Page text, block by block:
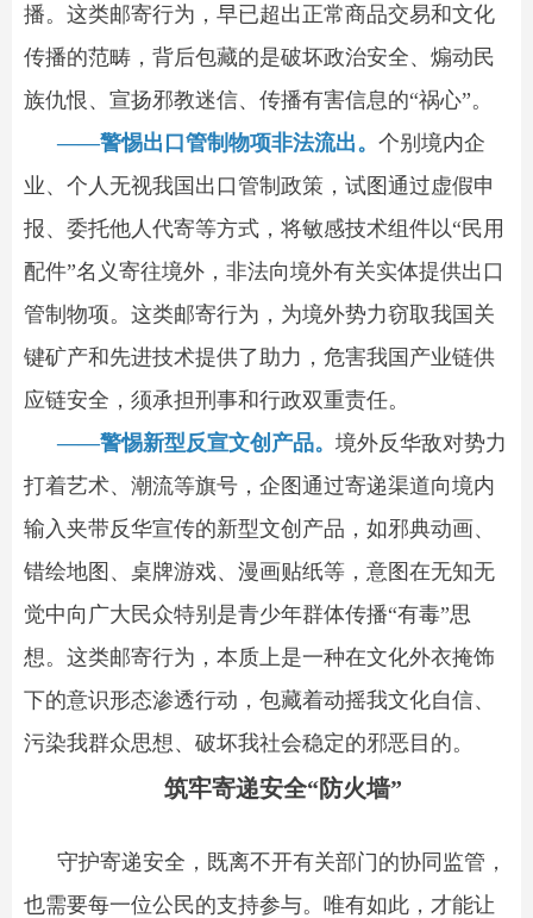
播。这类邮寄行为，早已超出正常商品交易和文化
传播的范畴，背后包藏的是破坏政治安全、煽动民
族仇恨、宣扬邪教迷信、传播有害信息的“祸心”。
——警惕出口管制物项非法流出。 个别境内企
业、个人无视我国出口管制政策，试图通过虚假申
报、委托他人代寄等方式，将敏感技术组件以“民用
配件”名义寄往境外，非法向境外有关实体提供出口
管制物项。这类邮寄行为，为境外势力窃取我国关
键矿产和先进技术提供了助力，危害我国产业链供
应链安全，须承担刑事和行政双重责任。
——警惕新型反宣文创产品。 境外反华敌对势力
打着艺术、潮流等旗号，企图通过寄递渠道向境内
输入夹带反华宣传的新型文创产品，如邪典动画、
错绘地图、桌牌游戏、漫画贴纸等，意图在无知无
觉中向广大民众特别是青少年群体传播“有毒”思
想。这类邮寄行为，本质上是一种在文化外衣掩饰
下的意识形态渗透行动，包藏着动摇我文化自信、
污染我群众思想、破坏我社会稳定的邪恶目的。
筑牢寄递安全“防火墙”
守护寄递安全，既离不开有关部门的协同监管，
也需要每一位公民的支持参与。唯有如此，才能让